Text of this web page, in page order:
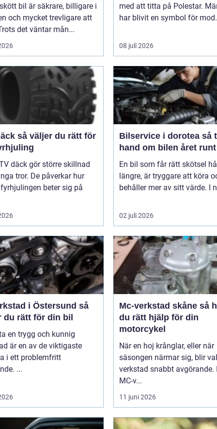
bil är säkrare, billigare i
och mycket trevligare att
det väntar mån...
med att titta på Polestar.
har blivit en symbol för
08 juli 2026
du rätt för
däck gör större skillnad
tror. De påverkar hur
beter sig på
Bilservice i dorotea så tar du
hand om bilen året runt
En bil som får rätt skötsel
längre, är tryggare att köra
behåller mer av sitt värde. I
02 juli 2026
i Östersund så
du rätt för din bil
en trygg och kunnig
är en av de viktigaste
i ett problemfritt
...
Mc-verkstad skåne så hittar
du rätt hjälp för din
motorcykel
När en hoj krånglar, eller när
säsongen närmar sig, blir
verkstad snabbt avgörande.
MC-v...
11 juni 2026